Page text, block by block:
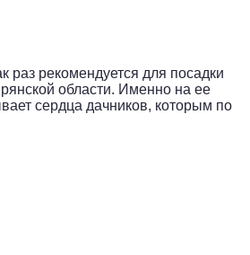
раз рекомендуется для посадки
области. Именно на ее
сердца дачников, которым по